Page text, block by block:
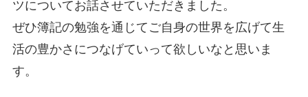
ツについてお話させていただきました。
ぜひ簿記の勉強を通じてご自身の世界を広げて生
活の豊かさにつなげていって欲しいなと思いま
す。